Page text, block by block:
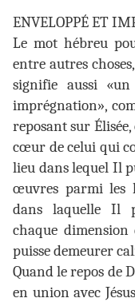
ENVELOPPÉ ET
Le mot hébreu
entre autres
signifie aussi
imprégnation»,
reposant sur
cœur de celui qui
lieu dans lequel Il
œuvres parmi les
dans laquelle Il
chaque
puisse demeurer
Quand le repos de
en union avec